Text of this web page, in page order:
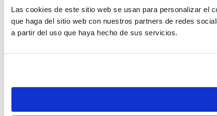
Las cookies de este sitio web se usan para personalizar el
que haga del sitio web con nuestros partners de redes
a partir del uso que haya hecho de sus servicios.